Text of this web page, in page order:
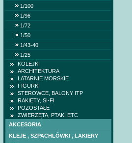
1/100
1/96
1/72
1/50
1/43-40
1/25
KOLEJKI
ARCHITEKTURA
LATARNIE MORSKIE
FIGURKI
STEROWCE, BALONY ITP
RAKIETY, SI-FI
POZOSTAŁE
ZWIERZĘTA, PTAKI ETC
AKCESORIA
KLEJE , SZPACHLÓWKI , LAKIERY